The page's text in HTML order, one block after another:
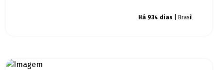
Há 934 dias | Brasil